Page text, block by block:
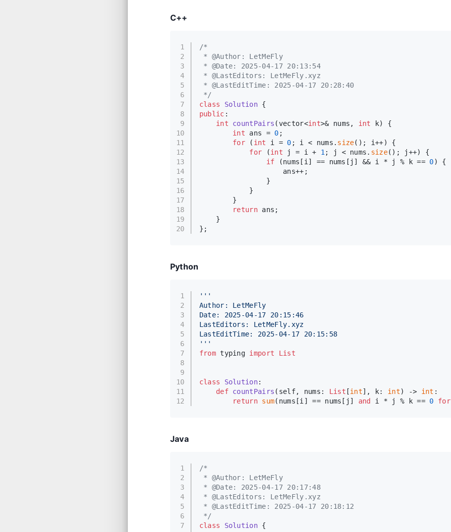
C++
1
2
3
4
5
6
7
8
9
10
11
12
13
14
15
16
17
18
19
20
/*
* @Author: LetMeFly
* @Date: 2025-04-17 20:13:54
* @LastEditors: LetMeFly.xyz
* @LastEditTime: 2025-04-17 20:28:40
*/
class
Solution {
public :
int
countPairs (vector<int>& nums, int k)
{
int ans = 0 ;
for ( int i = 0 ; i < nums. size(); i++) {
for (int j = i + 1 ; j < nums. size(); j++) {
if (nums[i] == nums[j] && i * j % k == 0) {
                    ans++;
                }
            }
        }
return ans;
    }
};
Python
1
2
3
4
5
6
7
8
9
10
11
12
'''
Author: LetMeFly
Date: 2025-04-17 20:15:46
LastEditors: LetMeFly.xyz
LastEditTime: 2025-04-17 20:15:58
'''
from typing import List
class Solution:
def countPairs ( self, nums: List [int], k: int) -> int :
return sum(nums[i] == nums[j] and i * j % k == 0 for
Java
1
2
3
4
5
6
7
/*
* @Author: LetMeFly
* @Date: 2025-04-17 20:17:48
* @LastEditors: LetMeFly.xyz
* @LastEditTime: 2025-04-17 20:18:12
*/
class
Solution {